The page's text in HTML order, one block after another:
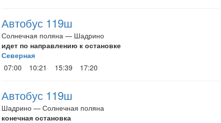
Автобус 119ш
Солнечная поляна — Шадрино
идет по направлению к остановке
Северная
07:00
10:21 15:39 17:20
Автобус 119ш
Шадрино — Солнечная поляна
конечная остановка